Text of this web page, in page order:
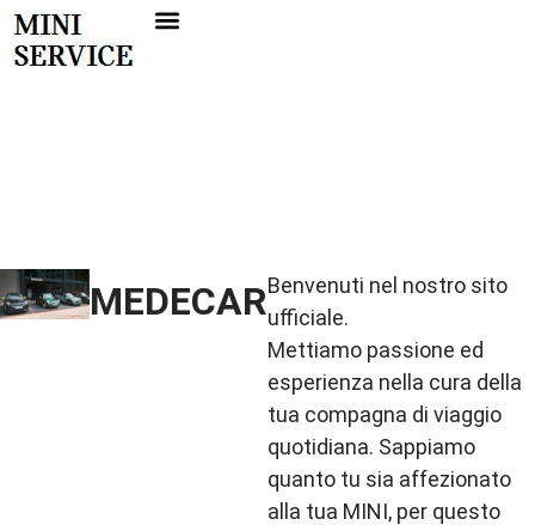
Vai
al
contenuto
CONNESSIONE
DEI TECNICI
MINI
NELLA
FAMIGLIA
CONNESSIONE
DEI TECNICI
MINI
MEDECARBenvenuti nel nostro sito
ufficiale.
Mettiamo passione ed
esperienza nella cura della
tua compagna di viaggio
quotidiana. Sappiamo
quanto tu sia affezionato
alla tua MINI, per questo